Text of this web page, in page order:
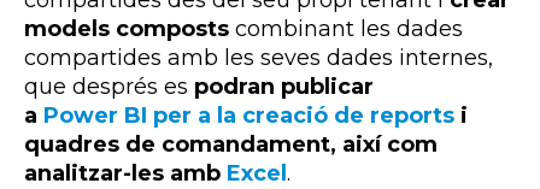
models composts combinant les dades
compartides amb les seves dades internes,
que després es podran publicar
a Power BI per a la creació de reports i
quadres de comandament, així com
analitzar-les amb Excel .